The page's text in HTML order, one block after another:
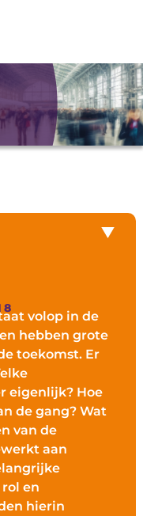
volop in de
hebben grote
toekomst. Er
eigenlijk? Hoe
de gang? Wat
van de
aan
en
hierin